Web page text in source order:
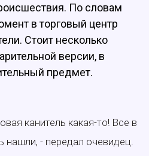
По словам
в торговый центр
Стоит несколько
версии, в
предмет.
канитель какая-то! Все в
нашли, - передал очевидец.